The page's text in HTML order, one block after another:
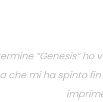
“Genesis”
che mi ha spinto fin